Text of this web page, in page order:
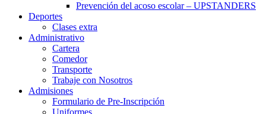
Prevención del acoso escolar – UPSTANDERS
Deportes
Clases extra
Administrativo
Cartera
Comedor
Transporte
Trabaje con Nosotros
Admisiones
Formulario de Pre-Inscripción
Uniformes